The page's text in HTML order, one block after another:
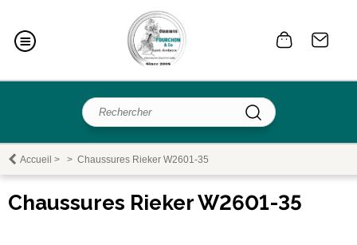
Accueil > > Chaussures Rieker W2601-35
Chaussures Rieker W2601-35